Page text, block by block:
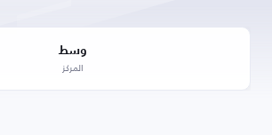
وسط
المركز